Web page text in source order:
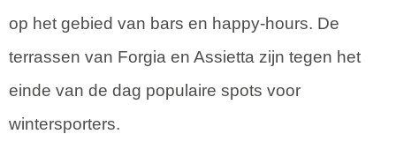
op het gebied van bars en happy-hours. De
terrassen van Forgia en Assietta zijn tegen het
einde van de dag populaire spots voor
wintersporters.